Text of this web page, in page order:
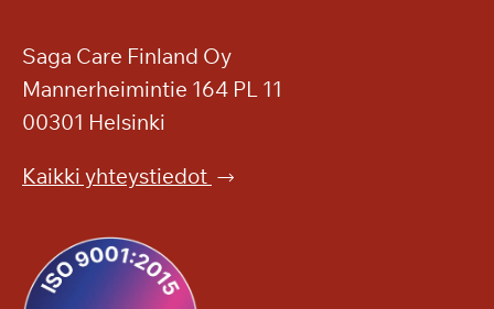
Saga Care Finland Oy
Mannerheimintie 164 PL 11
00301 Helsinki
Kaikki yhteystiedot